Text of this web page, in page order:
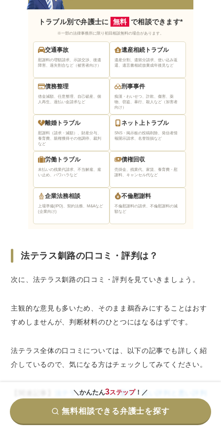
トラブル別で弁護士に 無料 で相談できます*
※一部の法律事務所に限り初回相談無料の場合があります。
交通事故
慰謝料の増額請求、示談交渉、後遺
障害、過失割合など（被害者向け）
遺産相続トラブル
遺産分割、遺留分請求、使い込み返
還、遺言書相続放棄成年後見など
債務整理
借金減額、任意整理、自己破産、個
人再生、過払い金請求など
刑事事件
痴漢・わいせつ、詐欺、傷害、薬
物、窃盗、暴行、殺人など（加害者
向け）
離婚トラブル
慰謝料（請求・減額）、財産分与、
養育費、親権獲得その他調停、裁判
など
ネット上トラブル
SNS・掲示板の投稿削除、発信者情
報開示請求、名誉毀損など
労働トラブル
未払いの残業代請求、不当解雇、雇
い止め、パワハラなど
債権回収
売掛金、残業代、家賃、養育費・慰
謝料、キャンセル代など
企業法務相談
上場準備(IPO)、契約法務、M&Aなど
(企業向け)
不倫慰謝料
不倫慰謝料の請求、不倫慰謝料の減
額など
法テラス釧路の口コミ・評判は？
次に、法テラス釧路の口コミ・評判を見ていきましょう。
主観的な意見も多いため、そのまま鵜呑みにすることはおす
すめしませんが、判断材料のひとつにはなるはずです。
法テラス全体の口コミについては、以下の記事でも詳しく紹
介しているので、気になる方はチェックしてみてください。
法テラスの口コミに驚愕！良い評判と悪い評判
の理由とは？
＼かんたん3ステップ！／
無料相談できる弁護士を探す